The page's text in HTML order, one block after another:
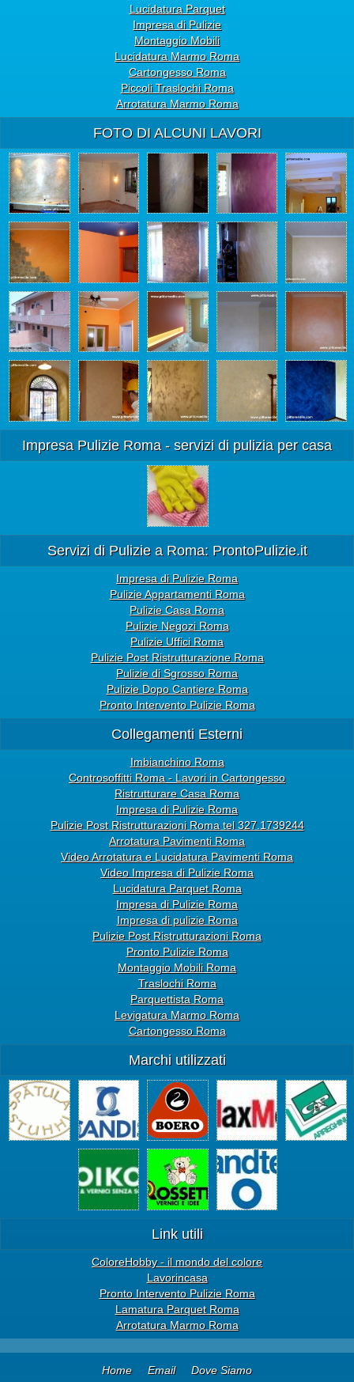
Lucidatura Parquet
Impresa di Pulizie
Montaggio Mobili
Lucidatura Marmo Roma
Cartongesso Roma
Piccoli Traslochi Roma
Arrotatura Marmo Roma
FOTO DI ALCUNI LAVORI
Impresa Pulizie Roma - servizi di pulizia per casa
Servizi di Pulizie a Roma: ProntoPulizie.it
Impresa di Pulizie Roma
Pulizie Appartamenti Roma
Pulizie Casa Roma
Pulizie Negozi Roma
Pulizie Uffici Roma
Pulizie Post Ristrutturazione Roma
Pulizie di Sgrosso Roma
Pulizie Dopo Cantiere Roma
Pronto Intervento Pulizie Roma
Collegamenti Esterni
Imbianchino Roma
Controsoffitti Roma - Lavori in Cartongesso
Ristrutturare Casa Roma
Impresa di Pulizie Roma
Pulizie Post Ristrutturazioni Roma tel 327.1739244
Arrotatura Pavimenti Roma
Video Arrotatura e Lucidatura Pavimenti Roma
Video Impresa di Pulizie Roma
Lucidatura Parquet Roma
Impresa di Pulizie Roma
Impresa di pulizie Roma
Pulizie Post Ristrutturazioni Roma
Pronto Pulizie Roma
Montaggio Mobili Roma
Traslochi Roma
Parquettista Roma
Levigatura Marmo Roma
Cartongesso Roma
Marchi utilizzati
Link utili
ColoreHobby - il mondo del colore
Lavorincasa
Pronto Intervento Pulizie Roma
Lamatura Parquet Roma
Arrotatura Marmo Roma
Home Email Dove Siamo